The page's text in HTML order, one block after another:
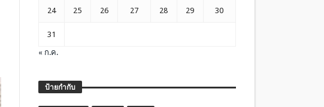
24 25 26 27 28 29 30
31
« ก.ค.
ป้ายกำกับ